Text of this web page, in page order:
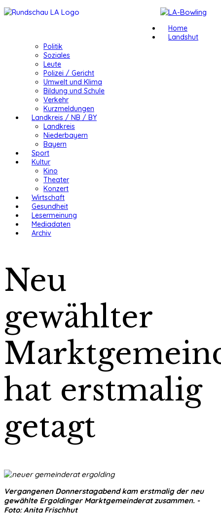
Home
Landshut
Politik
Soziales
Leute
Polizei / Gericht
Umwelt und Klima
Bildung und Schule
Verkehr
Kurzmeldungen
Landkreis / NB / BY
Landkreis
Niederbayern
Bayern
Sport
Kultur
Kino
Theater
Konzert
Wirtschaft
Gesundheit
Lesermeinung
Mediadaten
Archiv
Neu
gewählter
hat erstmalig
getagt
Vergangenen Donnerstagabend kam erstmalig der neu
gewählte Ergoldinger Marktgemeinderat zusammen. -
Foto: Anita Frischhut